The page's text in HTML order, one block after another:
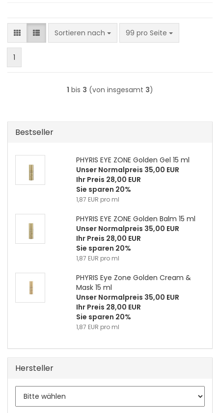
Sortieren nach
Sortieren nach 99 pro Seite
pro Seite
1
1 bis 3 (von insgesamt 3)
Bestseller
PHYRIS EYE ZONE Golden Gel 15 ml
Unser Normalpreis 35,00 EUR
Ihr Preis 28,00 EUR
Sie sparen 20%
1,87 EUR pro ml
PHYRIS EYE ZONE Golden Balm 15 ml
Unser Normalpreis 35,00 EUR
Ihr Preis 28,00 EUR
Sie sparen 20%
1,87 EUR pro ml
PHYRIS Eye Zone Golden Cream &
Mask 15 ml
Unser Normalpreis 35,00 EUR
Ihr Preis 28,00 EUR
Sie sparen 20%
1,87 EUR pro ml
Hersteller